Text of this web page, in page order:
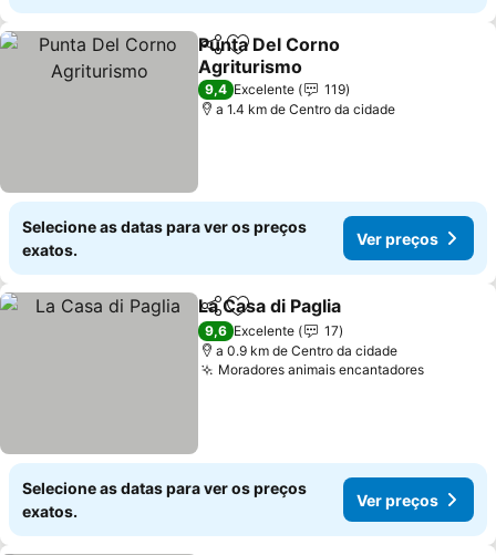
PartilharAdicionar aos favoritos
Punta Del Corno
Agriturismo
9,4 Excelente
119
a 1.4 km de Centro da cidade
Selecione as datas para ver os preços
exatos.
Ver preços
PartilharAdicionar aos favoritos
La Casa di Paglia
9,6 Excelente
17
a 0.9 km de Centro da cidade
Moradores animais encantadores
Selecione as datas para ver os preços
exatos.
Ver preços